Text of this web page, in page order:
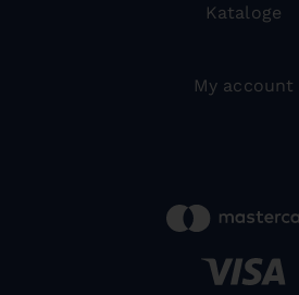
Kataloge
My account